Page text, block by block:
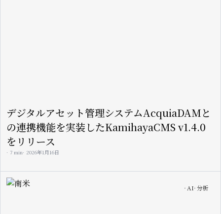
デジタルアセット管理システムAcquiaDAMと
の連携機能を実装したKamihayaCMS v1.4.0
をリリース
7 min 2026年1月16日
Image AI 分析